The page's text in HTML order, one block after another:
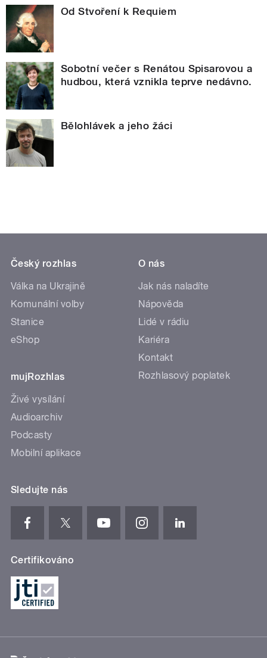
Od Stvoření k Requiem
Sobotní večer s Renátou Spisarovou a
hudbou, která vznikla teprve nedávno.
Bělohlávek a jeho žáci
Český rozhlas
Válka na Ukrajině
Komunální volby
Stanice
eShop
mujRozhlas
Živé vysílání
Audioarchiv
Podcasty
Mobilní aplikace
O nás
Jak nás naladíte
Nápověda
Lidé v rádiu
Kariéra
Kontakt
Rozhlasový poplatek
Sledujte nás
Certifikováno